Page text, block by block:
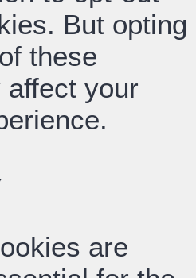
But opting
these
your
are